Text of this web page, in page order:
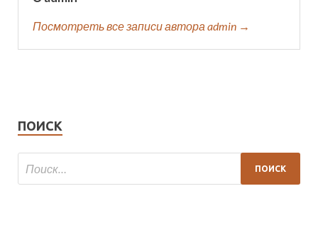
Посмотреть все записи автора admin →
ПОИСК